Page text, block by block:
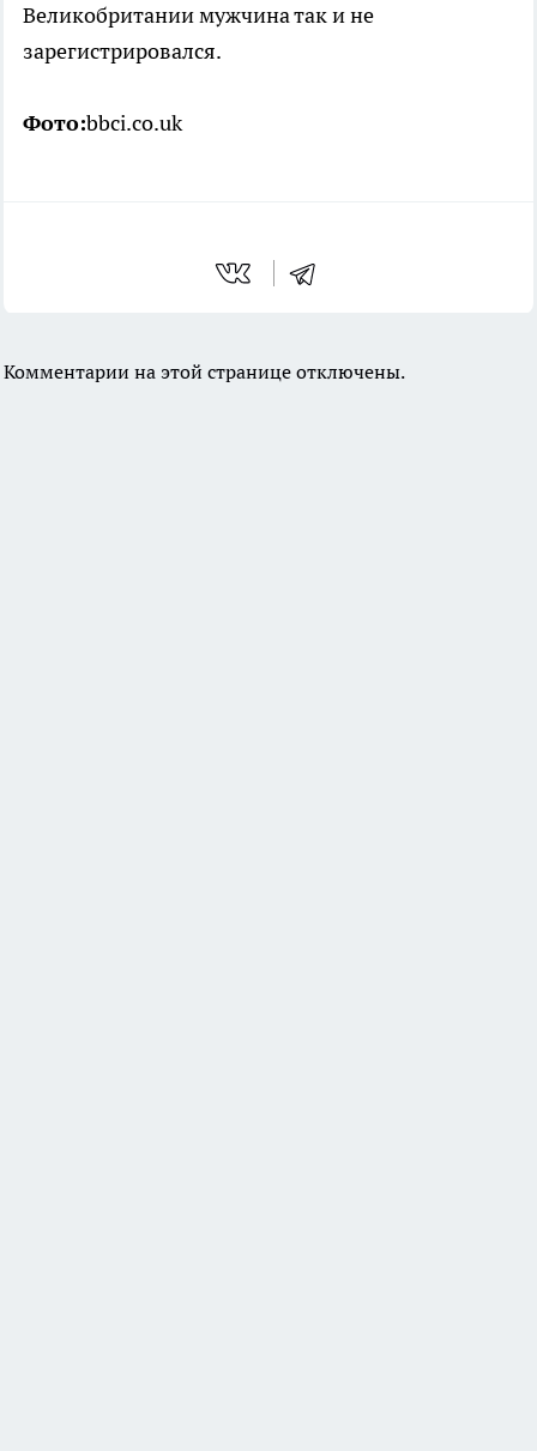
Великобритании мужчина так и не
зарегистрировался.
Фото:bbci.co.uk
Комментарии на этой странице отключены.